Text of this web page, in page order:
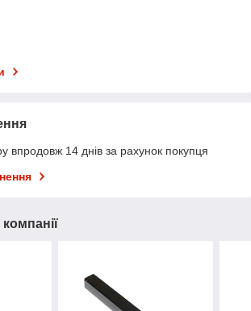
впродовж 14 днів за рахунок покупця